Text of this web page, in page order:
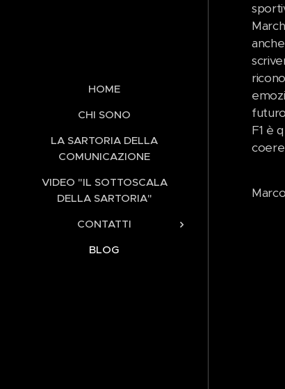
HOME
CHI SONO
LA SARTORIA DELLA
COMUNICAZIONE
VIDEO "IL SOTTOSCALA
DELLA SARTORIA"
CONTATTI
BLOG
F1 è